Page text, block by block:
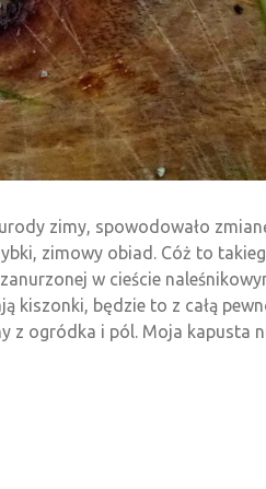
zimy, spowodowało
zimowy obiad. Cóż to
w cieście
będzie to z całą
ogródka i pól. Moja kapusta